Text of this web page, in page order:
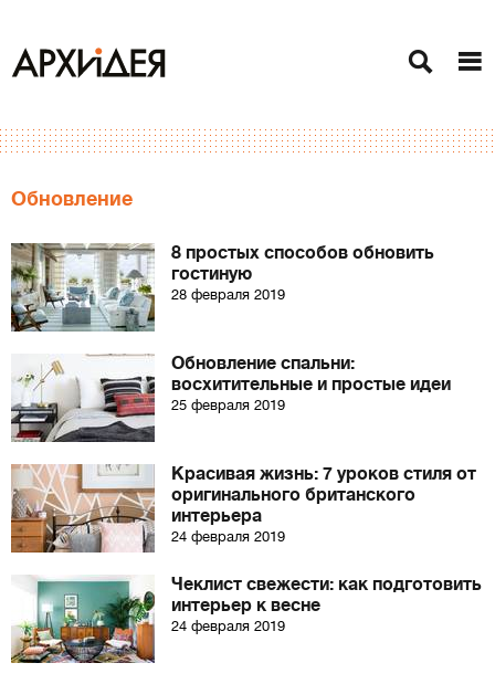
Обновление
8 простых способов обновить
гостиную
28 февраля 2019
Обновление спальни:
восхитительные и простые идеи
25 февраля 2019
Красивая жизнь: 7 уроков стиля от
оригинального британского
интерьера
24 февраля 2019
Чеклист свежести: как подготовить
интерьер к весне
24 февраля 2019